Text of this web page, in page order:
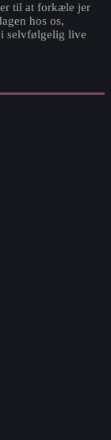
til at forkæle jer
hos os,
selvfølgelig live